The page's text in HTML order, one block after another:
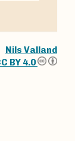
Nils Valland
BY 4.0